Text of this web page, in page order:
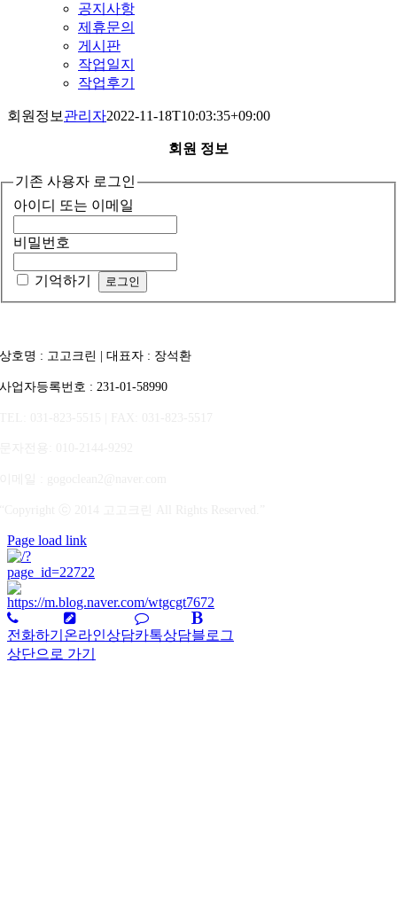
공지사항
제휴문의
게시판
작업일지
작업후기
회원정보 관리자2022-11-18T10:03:35+09:00
회원 정보
기존 사용자 로그인
아이디 또는 이메일
비밀번호
기억하기
상호명 : 고고크린 | 대표자 : 장석환
사업자등록번호 : 231-01-58990
Page load link
전화하기 온라인상담카톡상담블로그
상단으로 가기